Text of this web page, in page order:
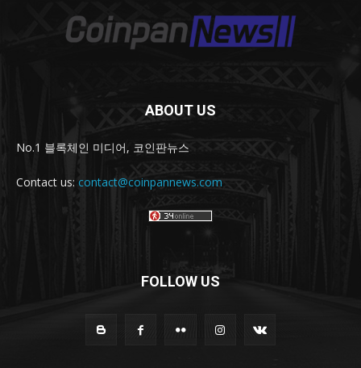
ABOUT US
No.1 블록체인 미디어, 코인판뉴스
Contact us: contact@coinpannews.com
FOLLOW US